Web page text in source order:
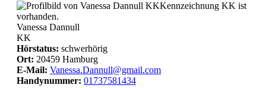
KKKennzeichnung KK ist
vorhanden.
Vanessa Dannull
KK
Hörstatus: schwerhörig
Ort: 20459 Hamburg
E-Mail: Vanessa.Dannull@gmail.com
Handynummer: 01737581434